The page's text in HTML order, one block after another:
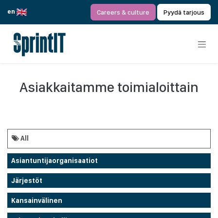
en
Careers & culture Pyydä tarjous
Asiakkaitamme toimialoittain
All
Asiantuntijaorganisaatiot
Järjestöt
Kansainvälinen